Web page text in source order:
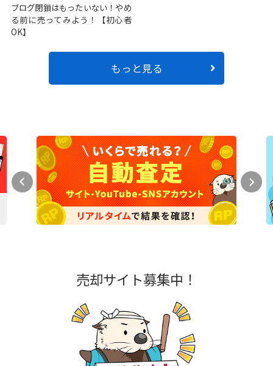
ブログ閉鎖はもったいない！やめ
る前に売ってみよう！【初心者
OK】
もっと見る
売却サイト募集中！